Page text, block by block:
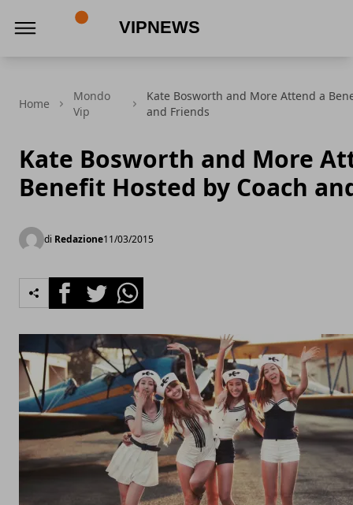
Home
Mondo
Vip
Kate Bosworth and More Attend a
and Friends
Kate Bosworth and More
Benefit Hosted by Coach
di Redazione11/03/2015
FacebookTwitterWhatsapp